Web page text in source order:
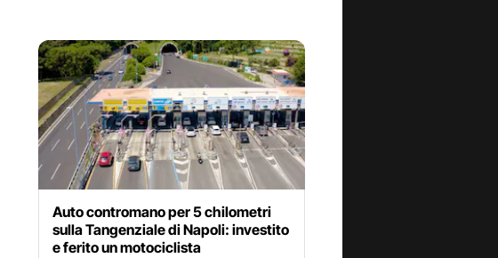
Auto contromano per 5 chilometri
sulla Tangenziale di Napoli: investito
e ferito un motociclista